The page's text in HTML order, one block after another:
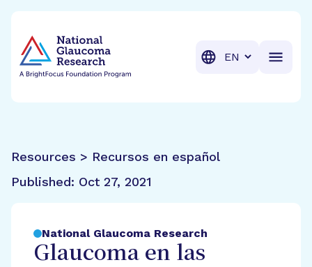
Translation
Resources > Recursos en español
Published: Oct 27, 2021
National Glaucoma Research
Glaucoma en las